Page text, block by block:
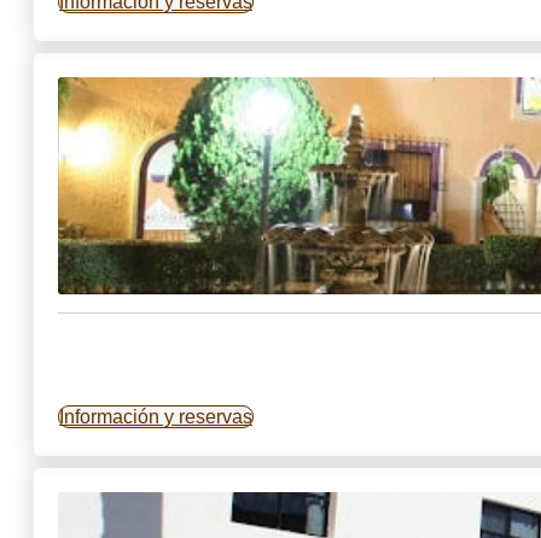
Información y reservas